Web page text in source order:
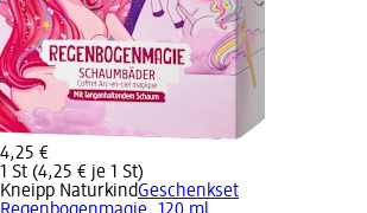
4,25 €
1 St (4,25 € je 1 St)
Kneipp NaturkindGeschenkset